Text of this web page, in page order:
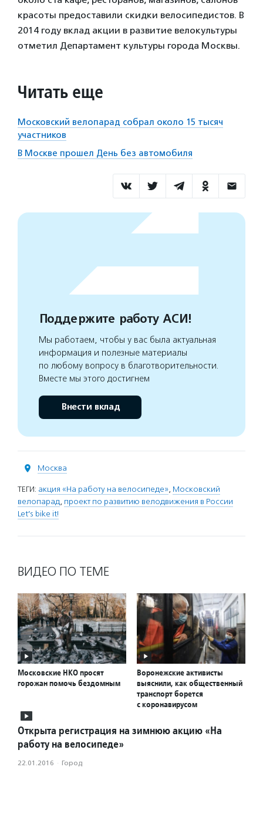
красоты предоставили скидки велосипедистов. В
2014 году вклад акции в развитие велокультуры
отметил Департамент культуры города Москвы.
Читать еще
Московский велопарад собрал около 15 тысяч
участников
В Москве прошел День без автомобиля
Поддержите работу АСИ!
Мы работаем, чтобы у вас была актуальная
информация и полезные материалы
по любому вопросу в благотворительности.
Вместе мы этого достигнем
Внести вклад
Москва
ТЕГИ: акция «На работу на велосипеде», Московский
велопарад, проект по развитию велодвижения в России
Let’s bike it!
ВИДЕО ПО ТЕМЕ
Московские НКО просят
горожан помочь бездомным
Воронежские активисты
выяснили, как общественный
транспорт борется
с коронавирусом
Открыта регистрация на зимнюю акцию «На
работу на велосипеде»
22.01.2016 · Город